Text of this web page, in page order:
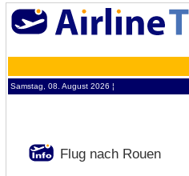
Samstag, 08. August 2026 ¦
Flug nach Rouen